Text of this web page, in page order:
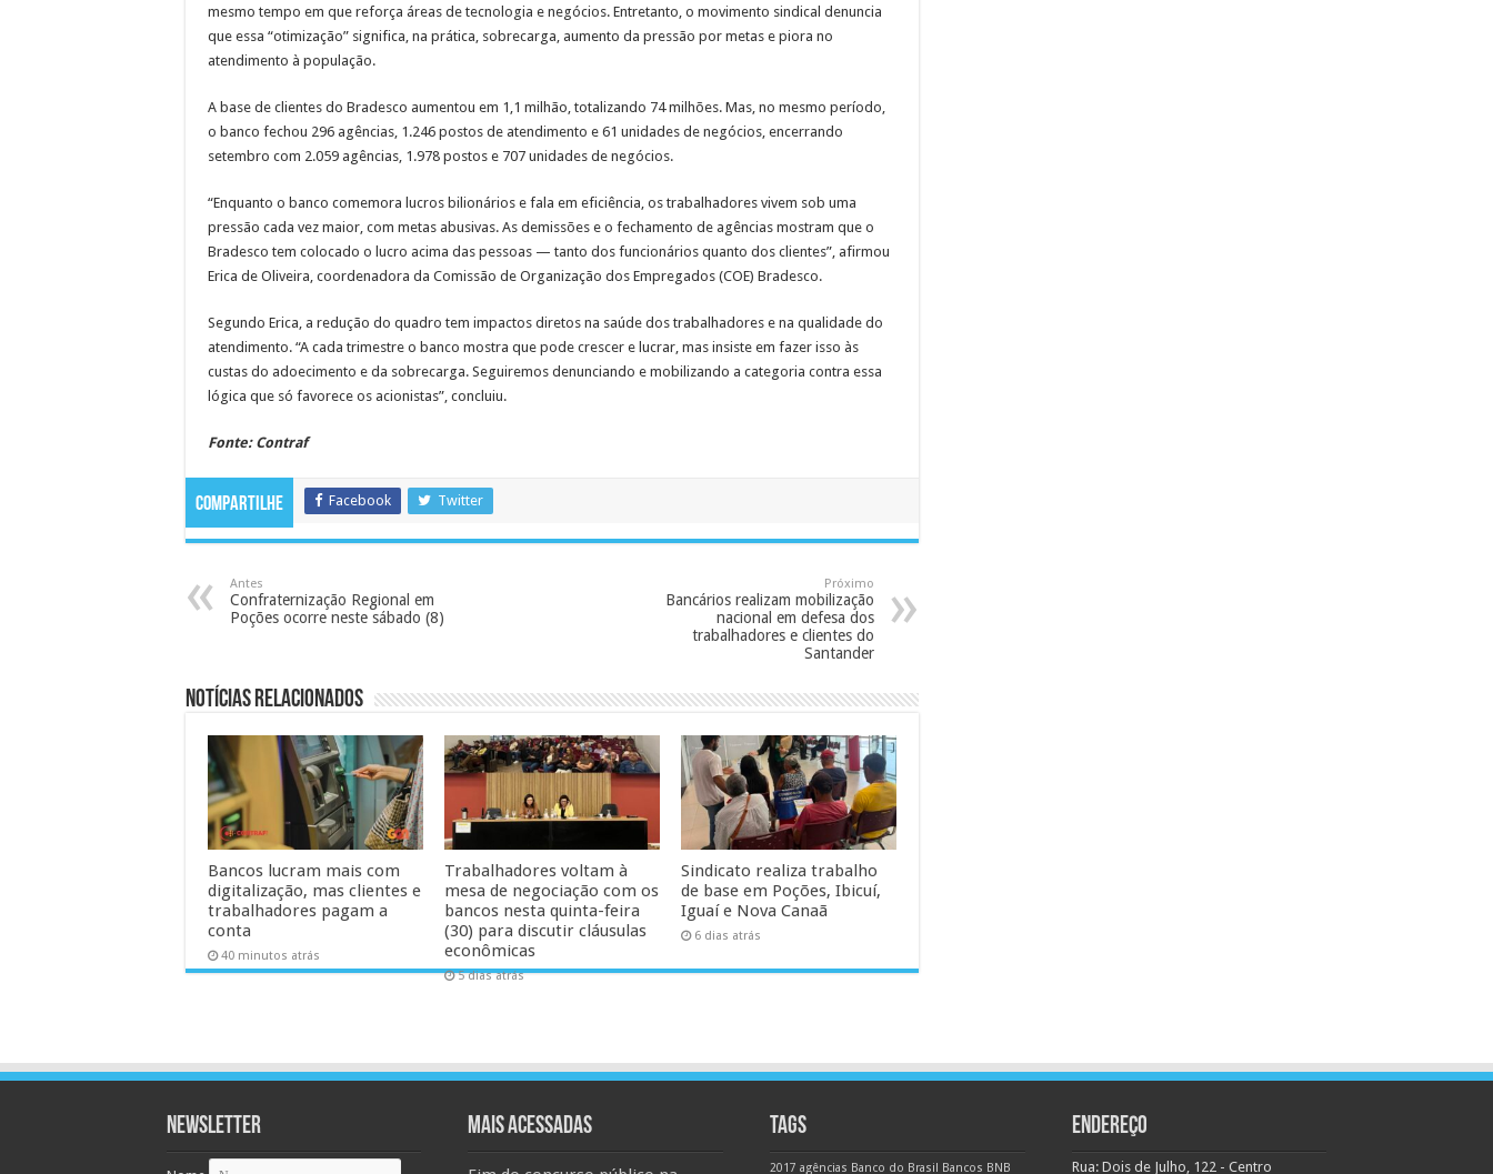
mesmo tempo em que reforça áreas de tecnologia e negócios. Entretanto, o movimento sindical denuncia
que essa “otimização” significa, na prática, sobrecarga, aumento da pressão por metas e piora no
atendimento à população.
A base de clientes do Bradesco aumentou em 1,1 milhão, totalizando 74 milhões. Mas, no mesmo período,
o banco fechou 296 agências, 1.246 postos de atendimento e 61 unidades de negócios, encerrando
setembro com 2.059 agências, 1.978 postos e 707 unidades de negócios.
“Enquanto o banco comemora lucros bilionários e fala em eficiência, os trabalhadores vivem sob uma
pressão cada vez maior, com metas abusivas. As demissões e o fechamento de agências mostram que o
Bradesco tem colocado o lucro acima das pessoas — tanto dos funcionários quanto dos clientes”, afirmou
Erica de Oliveira, coordenadora da Comissão de Organização dos Empregados (COE) Bradesco.
Segundo Erica, a redução do quadro tem impactos diretos na saúde dos trabalhadores e na qualidade do
atendimento. “A cada trimestre o banco mostra que pode crescer e lucrar, mas insiste em fazer isso às
custas do adoecimento e da sobrecarga. Seguiremos denunciando e mobilizando a categoria contra essa
lógica que só favorece os acionistas”, concluiu.
Fonte: Contraf
Compartilhe Facebook Twitter
Antes
Confraternização Regional em
Poções ocorre neste sábado (8)
Próximo
Bancários realizam mobilização
nacional em defesa dos
trabalhadores e clientes do
Santander
Notícias Relacionados
Bancos lucram mais com
digitalização, mas clientes e
trabalhadores pagam a
conta
40 minutos atrás
Trabalhadores voltam à
mesa de negociação com os
bancos nesta quinta-feira
(30) para discutir cláusulas
econômicas
5 dias atrás
Sindicato realiza trabalho
de base em Poções, Ibicuí,
Iguaí e Nova Canaã
6 dias atrás
Newsletter MAIS ACESSADAS TAGS
2017 agências Banco do Brasil Bancos BNB
ENDEREÇO
Rua: Dois de Julho, 122 - Centro